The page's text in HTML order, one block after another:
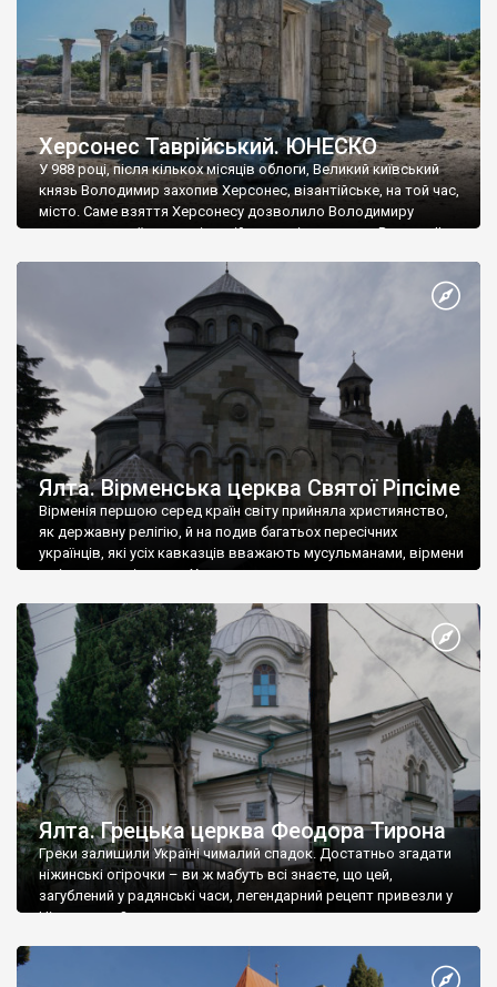
Херсонес Таврійський. ЮНЕСКО
У 988 році, після кількох місяців облоги, Великий київський
князь Володимир захопив Херсонес, візантійське, на той час,
місто. Саме взяття Херсонесу дозволило Володимиру
диктувати свої умови візантійському імператору Василю ІІ, та
Херсонесі Володимир-язичник, став Василем-християнином.
А потім було Хрещення Русі. На честь Херсонесу Таврійського
Ялта. Вірменська церква Святої Ріпсіме
Вірменія першою серед країн світу прийняла християнство,
як державну релігію, й на подив багатьох пересічних
українців, які усіх кавказців вважають мусульманами, вірмени
є відданими вірянами Христа
Ялта. Грецька церква Феодора Тирона
Греки залишили Україні чималий спадок. Достатньо згадати
ніжинські огірочки – ви ж мабуть всі знаєте, що цей,
загублений у радянські часи, легендарний рецепт привезли у
Ніжин греки?